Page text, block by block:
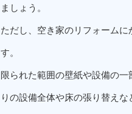
ましょう。
ただし、空き家のリフォーム
す。
限られた範囲の壁紙や設備の
りの設備全体や床の張り替え